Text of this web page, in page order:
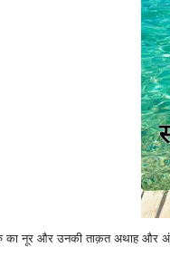
का नूर और उनकी ताक़त अथाह और